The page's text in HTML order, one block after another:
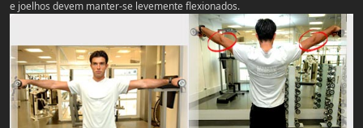
e joelhos devem manter-se levemente flexionados.